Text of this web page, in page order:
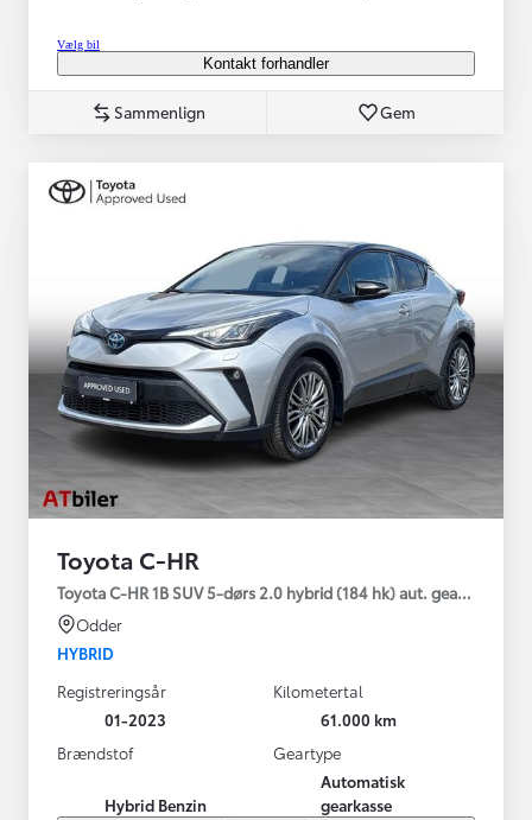
Vælg bil
Kontakt forhandler
Sammenlign Gem
Toyota C-HR
Toyota C-HR 1B SUV 5-dørs 2.0 hybrid (184 hk) aut. gear C-HIC
Odder
HYBRID
Registreringsår
01-2023
Kilometertal
61.000 km
Brændstof
Hybrid Benzin
Geartype
Automatisk
gearkasse